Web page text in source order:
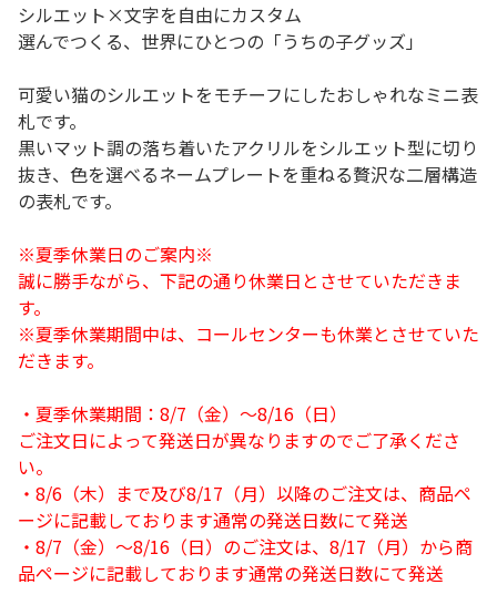
シルエット×文字を自由にカスタム
選んでつくる、世界にひとつの「うちの子グッズ」
可愛い猫のシルエットをモチーフにしたおしゃれなミニ表
札です。
黒いマット調の落ち着いたアクリルをシルエット型に切り
抜き、色を選べるネームプレートを重ねる贅沢な二層構造
の表札です。
※夏季休業日のご案内※
誠に勝手ながら、下記の通り休業日とさせていただきま
す。
※夏季休業期間中は、コールセンターも休業とさせていた
だきます。
・夏季休業期間：8/7（金）～8/16（日）
ご注文日によって発送日が異なりますのでご了承くださ
い。
・8/6（木）まで及び8/17（月）以降のご注文は、商品ペ
ージに記載しております通常の発送日数にて発送
・8/7（金）～8/16（日）のご注文は、8/17（月）から商
品ページに記載しております通常の発送日数にて発送